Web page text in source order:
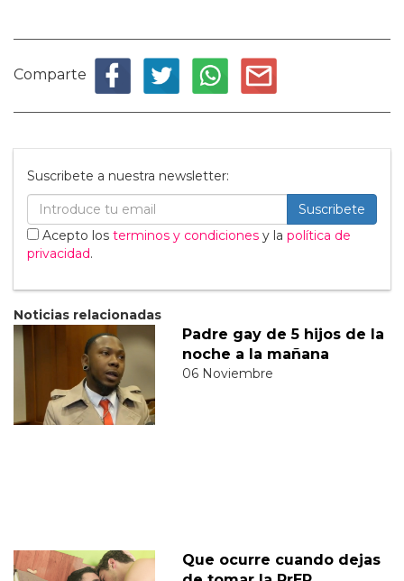
Comparte
Suscribete a nuestra newsletter:
Suscribete
Acepto los terminos y condiciones y la política de
privacidad.
Noticias relacionadas
Padre gay de 5 hijos de la
noche a la mañana
06 Noviembre
Que ocurre cuando dejas